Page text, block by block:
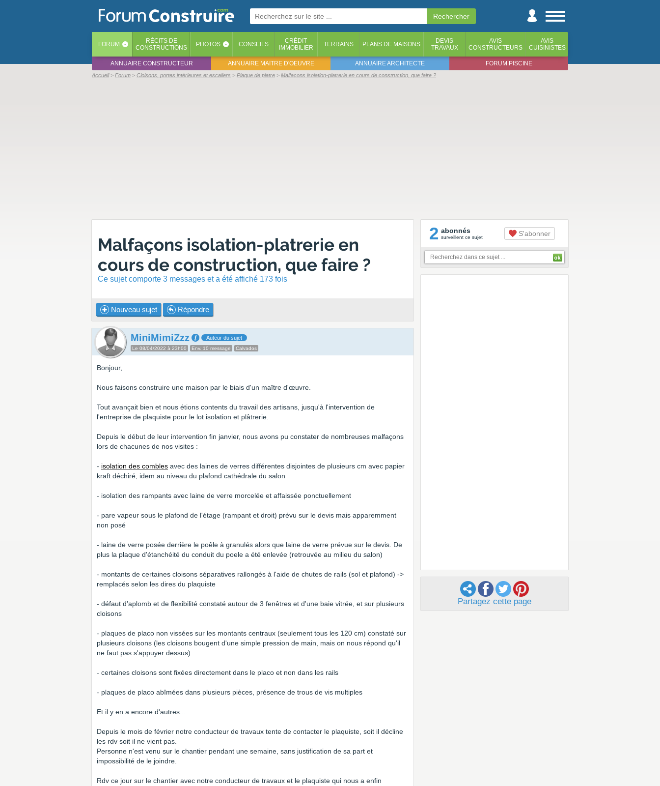
FORUM ‹ RÉCITS DE
CONSTRUCTIONS
PHOTOS ‹ CONSEILS
CRÉDIT
IMMOBILIER
TERRAINS PLANS DE MAISONS
DEVIS
TRAVAUX
AVIS
CONSTRUCTEURS
AVIS
CUISINISTES
ANNUAIRE CONSTRUCTEUR ANNUAIRE MAITRE D'OEUVRE ANNUAIRE ARCHITECTE FORUM PISCINE
Accueil Forum Cloisons, portes intérieures et escaliers Plaque de platre Malfaçons isolation-platrerie en cours de construction, que faire ?
Malfaçons isolation-platrerie en
cours de construction, que faire ?
Ce sujet comporte 3 messages et a été affiché 173 fois
Nouveau sujet Répondre
MiniMimiZzz Auteur du sujet
Le 08/04/2022 à 23h00 Env. 10 message Calvados
Bonjour,
Nous faisons construire une maison par le biais d'un maître d'œuvre.
Tout avançait bien et nous étions contents du travail des artisans, jusqu'à l'intervention de
l'entreprise de plaquiste pour le lot isolation et plâtrerie.
Depuis le début de leur intervention fin janvier, nous avons pu constater de nombreuses malfaçons
lors de chacunes de nos visites :
- isolation des combles avec des laines de verres différentes disjointes de plusieurs cm avec papier
kraft déchiré, idem au niveau du plafond cathédrale du salon
- isolation des rampants avec laine de verre morcelée et affaissée ponctuellement
- pare vapeur sous le plafond de l'étage (rampant et droit) prévu sur le devis mais apparemment
non posé
- laine de verre posée derrière le poêle à granulés alors que laine de verre prévue sur le devis. De
plus la plaque d'étanchéité du conduit du poele a été enlevée (retrouvée au milieu du salon)
- montants de certaines cloisons séparatives rallongés à l'aide de chutes de rails (sol et plafond) ->
remplacés selon les dires du plaquiste
- défaut d'aplomb et de flexibilité constaté autour de 3 fenêtres et d'une baie vitrée, et sur plusieurs
cloisons
- plaques de placo non vissées sur les montants centraux (seulement tous les 120 cm) constaté sur
plusieurs cloisons (les cloisons bougent d'une simple pression de main, mais on nous répond qu'il
ne faut pas s'appuyer dessus)
- certaines cloisons sont fixées directement dans le placo et non dans les rails
- plaques de placo abîmées dans plusieurs pièces, présence de trous de vis multiples
Et il y en a encore d'autres...
Depuis le mois de février notre conducteur de travaux tente de contacter le plaquiste, soit il décline
les rdv soit il ne vient pas.
Personne n'est venu sur le chantier pendant une semaine, sans justification de sa part et
impossibilité de le joindre.
Rdv ce jour sur le chantier avec notre conducteur de travaux et le plaquiste qui nous a enfin
2 abonnés
surveillent ce sujet S'abonner
Partagez cette page